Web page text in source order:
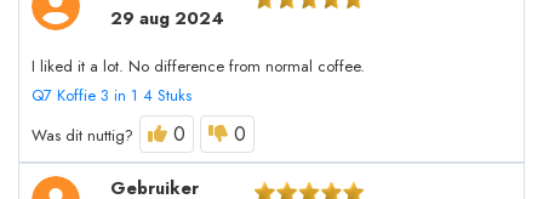
29 aug 2024
I liked it a lot. No difference from normal coffee.
Q7 Koffie 3 in 1 4 Stuks
Was dit nuttig?
0 0
Gebruiker